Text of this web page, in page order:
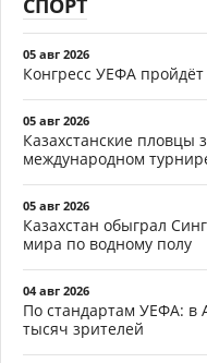
СПОРТ
05 авг 2026
Конгресс УЕФА пройдёт
05 авг 2026
Казахстанские пловцы
международном
05 авг 2026
Казахстан обыграл
мира по водному полу
04 авг 2026
По стандартам УЕФА: в
тысяч зрителей